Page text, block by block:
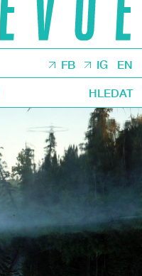
FB IG EN
HLEDAT